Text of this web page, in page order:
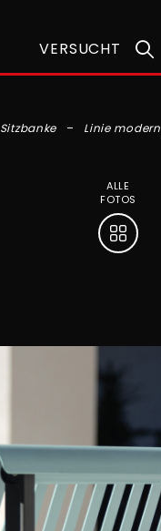
VERSUCHT
Sitzbanke Linie modern
ALLE
FOTOS